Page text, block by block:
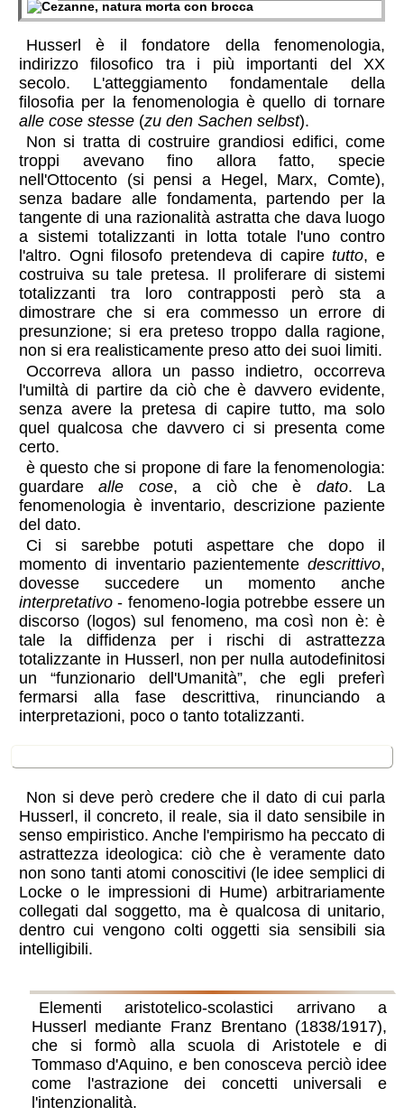
Husserl è il fondatore della fenomenologia,
indirizzo filosofico tra i più importanti del XX
secolo. L'atteggiamento fondamentale della
filosofia per la fenomenologia è quello di tornare
alle cose stesse(zu den Sachen selbst).
Non si tratta di costruire grandiosi edifici, come
troppi avevano fino allora fatto, specie
nell'Ottocento (si pensi a Hegel, Marx, Comte),
senza badare alle fondamenta, partendo per la
tangente di una razionalità astratta che dava luogo
a sistemi totalizzanti in lotta totale l'uno contro
l'altro. Ogni filosofo pretendeva di capiretutto, e
costruiva su tale pretesa. Il proliferare di sistemi
totalizzanti tra loro contrapposti però sta a
dimostrare che si era commesso un errore di
presunzione; si era preteso troppo dalla ragione,
non si era realisticamente preso atto dei suoi limiti.
Occorreva allora un passo indietro, occorreva
l'umiltà di partire da ciò che è davvero evidente,
senza avere la pretesa di capire tutto, ma solo
quel qualcosa che davvero ci si presenta come
certo.
è questo che si propone di fare la fenomenologia:
guardarealle cose, a ciò che è dato. La
fenomenologia è inventario, descrizione paziente
del dato.
Ci si sarebbe potuti aspettare che dopo il
momento di inventario pazientementedescrittivo,
dovesse succedere un momento anche
interpretativo- fenomeno-logia potrebbe essere un
discorso (logos) sul fenomeno, ma così non è: è
tale la diffidenza per i rischi di astrattezza
totalizzante in Husserl, non per nulla autodefinitosi
un “funzionario dell'Umanità”, che egli preferì
fermarsi alla fase descrittiva, rinunciando a
interpretazioni, poco o tanto totalizzanti.
Non si deve però credere che il dato di cui parla
Husserl, il concreto, il reale, sia il dato sensibile in
senso empiristico. Anche l'empirismo ha peccato di
astrattezza ideologica: ciò che è veramente dato
non sono tanti atomi conoscitivi (le idee semplici di
Locke o le impressioni di Hume) arbitrariamente
collegati dal soggetto, ma è qualcosa di unitario,
dentro cui vengono colti oggetti sia sensibili sia
intelligibili.
Elementi aristotelico-scolastici arrivano a
Husserl mediante Franz Brentano (1838/1917),
che si formò alla scuola di Aristotele e di
Tommaso d'Aquino, e ben conosceva perciò idee
come l'astrazione dei concetti universali e
l'intenzionalità.